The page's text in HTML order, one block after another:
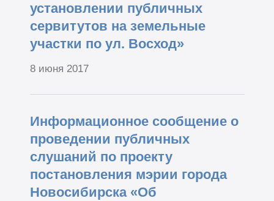
установлении публичных
сервитутов на земельные
участки по ул. Восход»
8 июня 2017
Информационное сообщение о
проведении публичных
слушаний по проекту
постановления мэрии города
Новосибирска «Об